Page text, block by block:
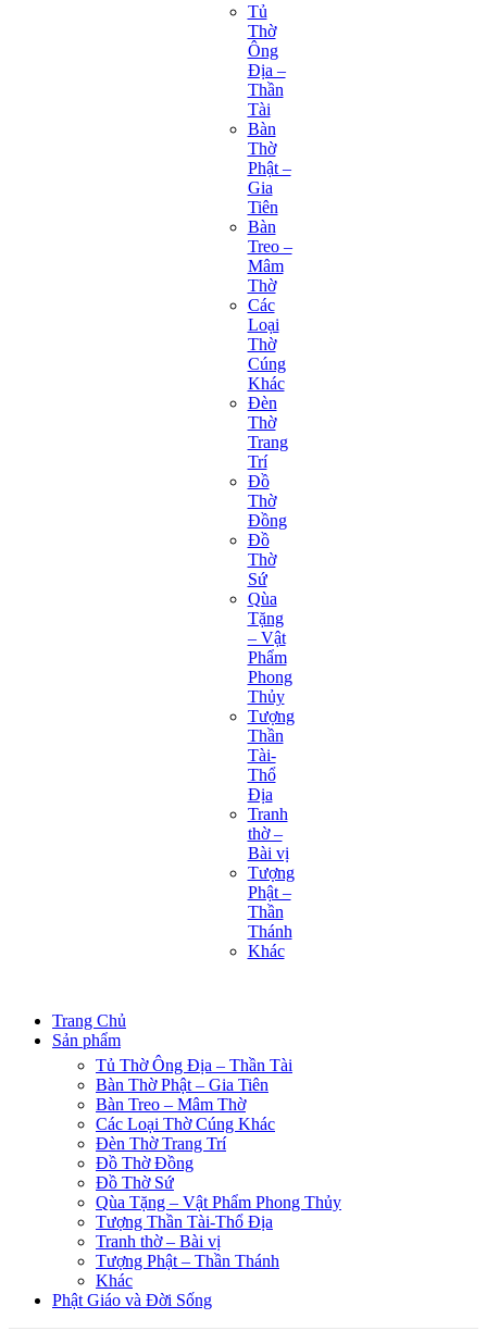
Tủ
Thờ
Ông
Địa –
Thần
Tài
Bàn
Thờ
Phật –
Gia
Tiên
Bàn
Treo –
Mâm
Thờ
Các
Loại
Thờ
Cúng
Khác
Đèn
Thờ
Trang
Trí
Đồ
Thờ
Đồng
Đồ
Thờ
Sứ
Qùa
Tặng
– Vật
Phẩm
Phong
Thủy
Tượng
Thần
Tài-
Thổ
Địa
Tranh
thờ –
Bài vị
Tượng
Phật –
Thần
Thánh
Khác
Trang Chủ
Sản phẩm
Tủ Thờ Ông Địa – Thần Tài
Bàn Thờ Phật – Gia Tiên
Bàn Treo – Mâm Thờ
Các Loại Thờ Cúng Khác
Đèn Thờ Trang Trí
Đồ Thờ Đồng
Đồ Thờ Sứ
Qùa Tặng – Vật Phẩm Phong Thủy
Tượng Thần Tài-Thổ Địa
Tranh thờ – Bài vị
Tượng Phật – Thần Thánh
Khác
Phật Giáo và Đời Sống